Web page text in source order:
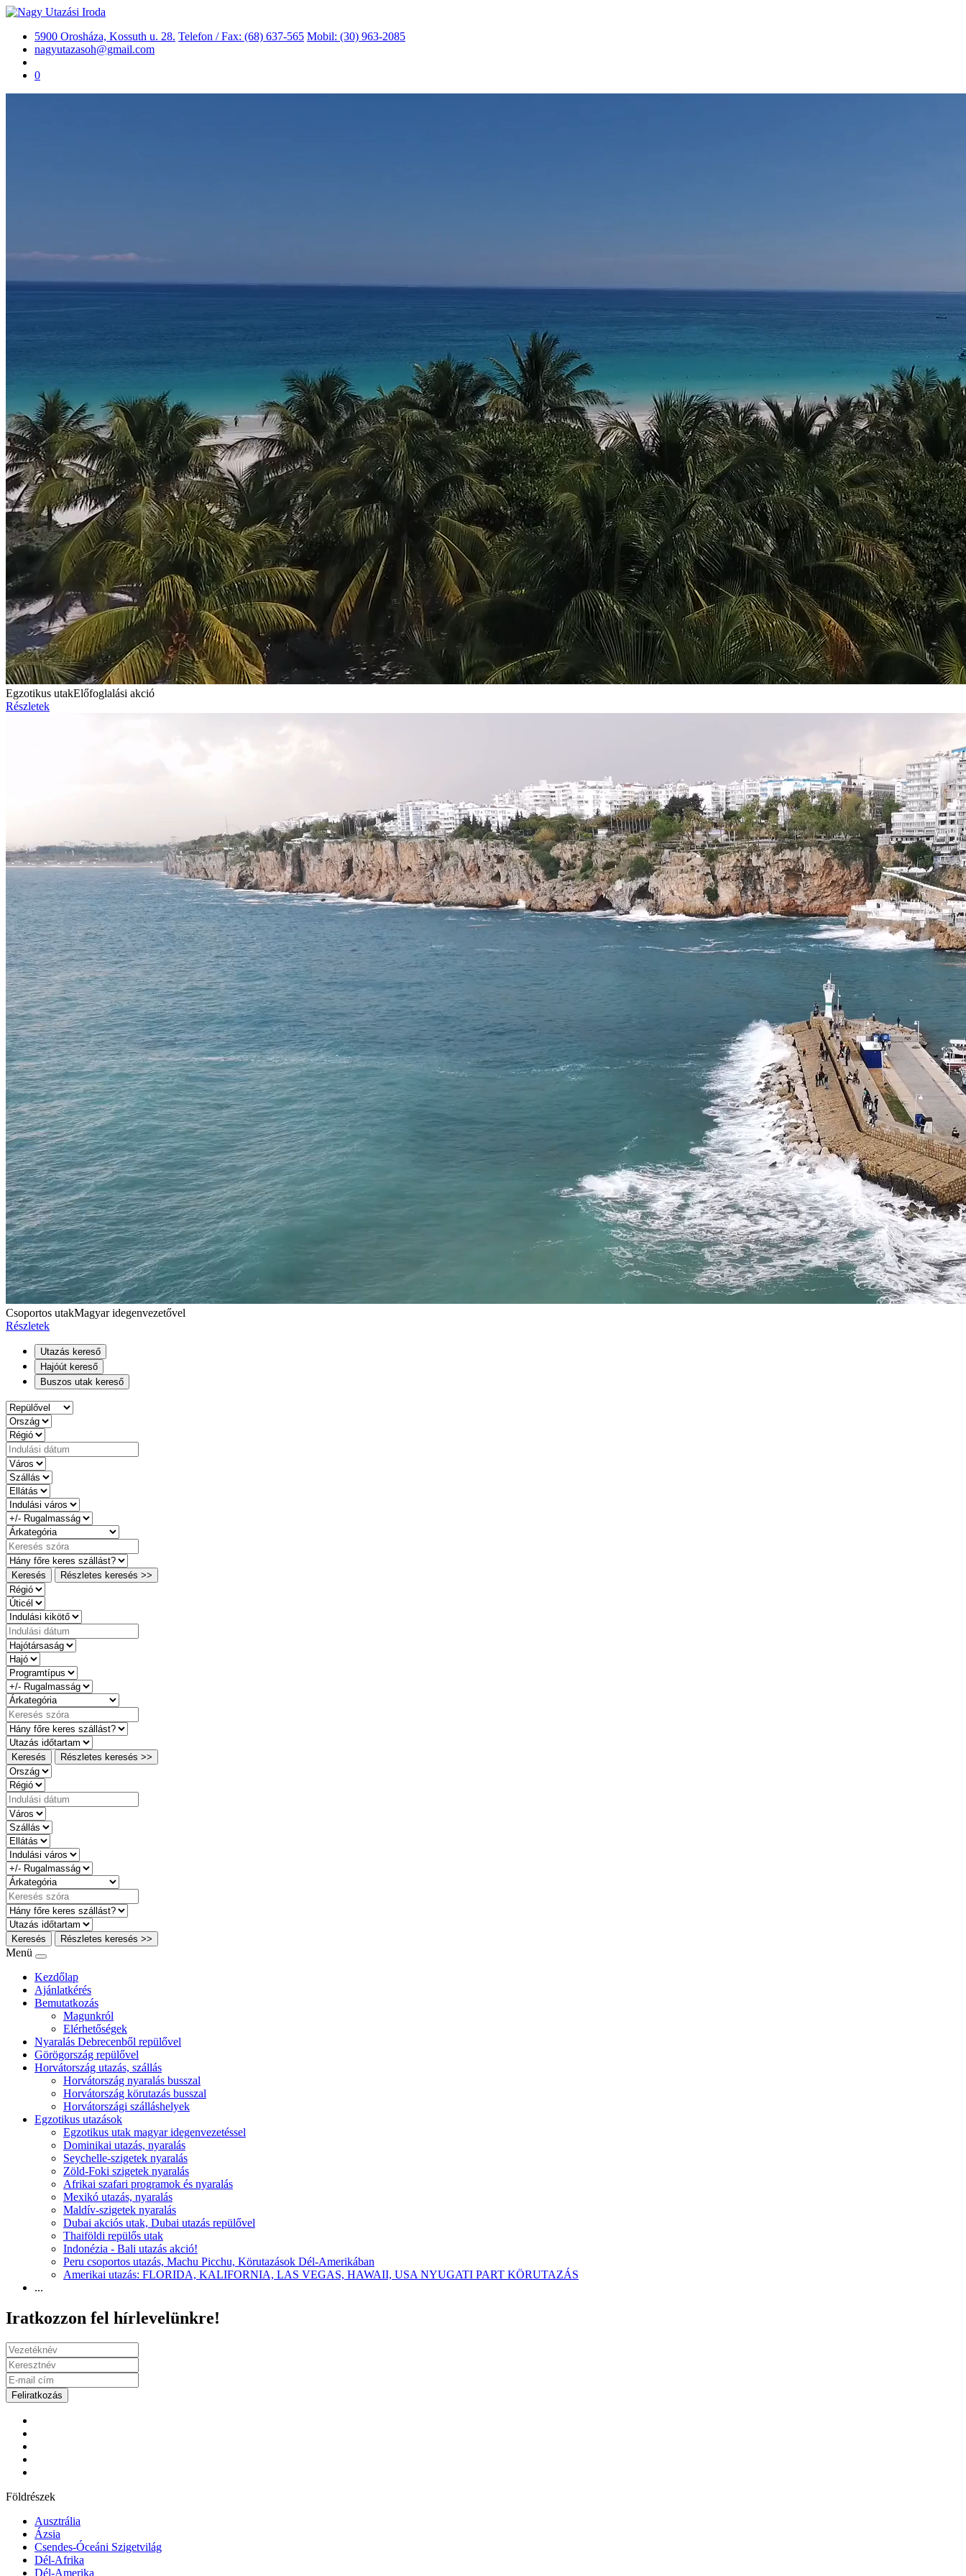
5900 Orosháza, Kossuth u. 28. Telefon / Fax: (68) 637-565 Mobil: (30) 963-2085
nagyutazasoh@gmail.com
0
Egzotikus utakElőfoglalási akció
Részletek
Csoportos utakMagyar idegenvezetővel
Részletek
Utazás kereső
Hajóút kereső
Buszos utak kereső
Keresés Részletes keresés >>
Keresés Részletes keresés >>
Keresés Részletes keresés >>
Menü
Kezdőlap
Ajánlatkérés
Bemutatkozás
Magunkról
Elérhetőségek
Nyaralás Debrecenből repülővel
Görögország repülővel
Horvátország utazás, szállás
Horvátország nyaralás busszal
Horvátország körutazás busszal
Horvátországi szálláshelyek
Egzotikus utazások
Egzotikus utak magyar idegenvezetéssel
Dominikai utazás, nyaralás
Seychelle-szigetek nyaralás
Zöld-Foki szigetek nyaralás
Afrikai szafari programok és nyaralás
Mexikó utazás, nyaralás
Maldív-szigetek nyaralás
Dubai akciós utak, Dubai utazás repülővel
Thaiföldi repülős utak
Indonézia - Bali utazás akció!
Peru csoportos utazás, Machu Picchu, Körutazások Dél-Amerikában
Amerikai utazás: FLORIDA, KALIFORNIA, LAS VEGAS, HAWAII, USA NYUGATI PART KÖRUTAZÁS
...
Iratkozzon fel hírlevelünkre!
Feliratkozás
Földrészek
Ausztrália
Ázsia
Csendes-Óceáni Szigetvilág
Dél-Afrika
Dél-Amerika